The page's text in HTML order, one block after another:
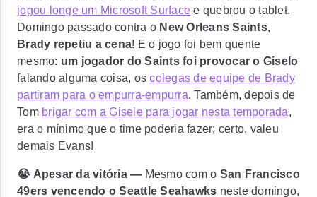
jogou longe um Microsoft Surface e quebrou o tablet.
Domingo passado contra o New Orleans Saints,
Brady repetiu a cena! E o jogo foi bem quente
mesmo: um jogador do Saints foi provocar o Giselo
falando alguma coisa, oscolegas de equipe de Brady
partiram para o empurra-empurra. Também, depois de
Tom brigar com a Gisele para jogar nesta temporada,
era o mínimo que o time poderia fazer; certo, valeu
demais Evans!
😭 Apesar da vitória — Mesmo com o San Francisco
49ers vencendo o Seattle Seahawks neste domingo,